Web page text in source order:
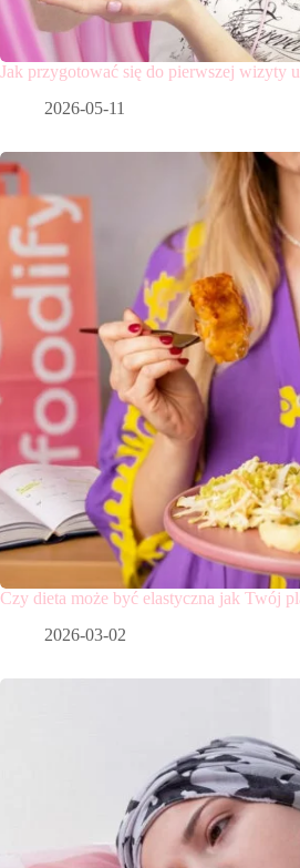
Jak przygotować się do pierwszej wizyty
2026-05-11
Czy dieta może być elastyczna jak Twój
2026-03-02